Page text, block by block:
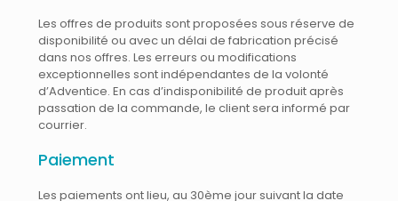
Les offres de produits sont proposées sous réserve de
disponibilité ou avec un délai de fabrication précisé
dans nos offres. Les erreurs ou modifications
exceptionnelles sont indépendantes de la volonté
d’Adventice. En cas d’indisponibilité de produit après
passation de la commande, le client sera informé par
courrier.
Paiement
Les paiements ont lieu, au 30ème jour suivant la date